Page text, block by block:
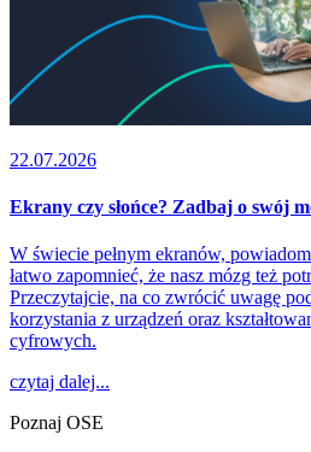
22.07.2026
Ekrany czy słońce? Zadbaj o swój
W świecie pełnym ekranów,
łatwo zapomnieć, że nasz mózg też
Przeczytajcie, na co zwrócić uwagę
korzystania z urządzeń oraz
cyfrowych.
czytaj dalej...
Poznaj OSE